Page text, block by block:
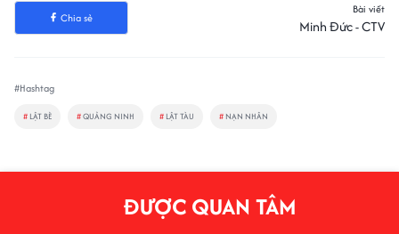
Chia sẻ
Bài viết
Minh Đức - CTV
#Hashtag
# LẬT BÈ #QUẢNG NINH # LẬT TÀU # NẠN NHÂN
ĐƯỢC QUAN TÂM